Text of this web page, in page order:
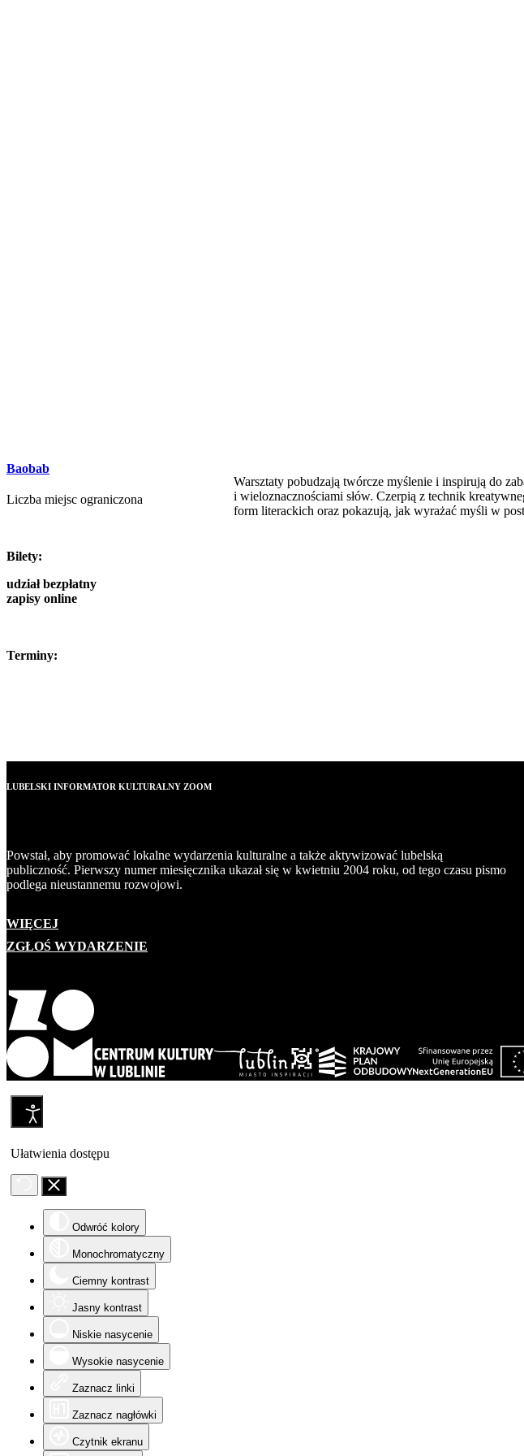
Baobab
Liczba miejsc ograniczona
Bilety:
udział bezpłatny
zapisy online
Terminy:
Warsztaty pobudzają twórcze myślenie i inspirują do
i wieloznacznościami słów. Czerpią z technik
form literackich oraz pokazują, jak wyrażać myśli w
LUBELSKI INFORMATOR KULTURALNY ZOOM
Powstał, aby promować lokalne wydarzenia kulturalne a także aktywizować lubelską
publiczność. Pierwszy numer miesięcznika ukazał się w kwietniu 2004 roku, od tego czasu pismo
podlega nieustannemu rozwojowi.
WIĘCEJ
ZGŁOŚ WYDARZENIE
Ułatwienia dostępu
Odwróć kolory
Monochromatyczny
Ciemny kontrast
Jasny kontrast
Niskie nasycenie
Wysokie nasycenie
Zaznacz linki
Zaznacz nagłówki
Czytnik ekranu